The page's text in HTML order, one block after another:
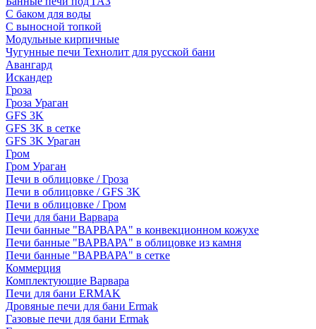
С баком для воды
С выносной топкой
Модульные кирпичные
Чугунные печи Технолит для русской бани
Авангард
Искандер
Гроза
Гроза Ураган
GFS 3K
GFS 3K в сетке
GFS 3K Ураган
Гром
Гром Ураган
Печи в облицовке / Гроза
Печи в облицовке / GFS 3K
Печи в облицовке / Гром
Печи для бани Варвара
Печи банные "ВАРВАРА" в конвекционном кожухе
Печи банные "ВАРВАРА" в облицовке из камня
Печи банные "ВАРВАРА" в сетке
Коммерция
Комплектующие Варвара
Печи для бани ERMAK
Дровяные печи для бани Ermak
Газовые печи для бани Ermak